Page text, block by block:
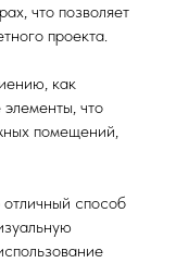
что позволяет
проекта.
как
что
помещений,
способ